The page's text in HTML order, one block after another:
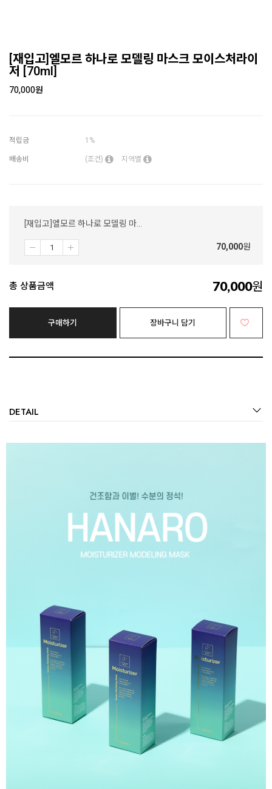
[재입고]엘모르 하나로 모델링 마스크 모이스처라이
저 [70ml]
70,000원
적립금
1%
배송비
(조건) 지역별
[재입고]엘모르 하나로 모델링 마스크 모이스처라이저 [70ml]
70,000원
총 상품금액 70,000원
구매하기 장바구니 담기
DETAIL